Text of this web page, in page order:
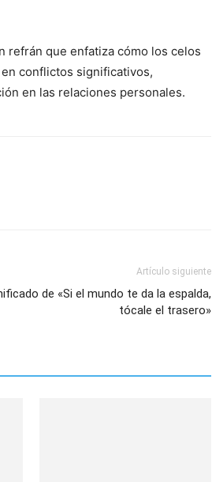
refrán que enfatiza cómo los celos
conflictos significativos,
en las relaciones personales.
Artículo siguiente
de «Si el mundo te da la espalda,
tócale el trasero»